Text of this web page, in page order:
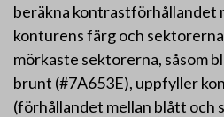
beräkna kontrastförhållandet
konturens färg och
mörkaste sektorerna, såsom
brunt (#7A653E), uppfyller
(förhållandet mellan blått och